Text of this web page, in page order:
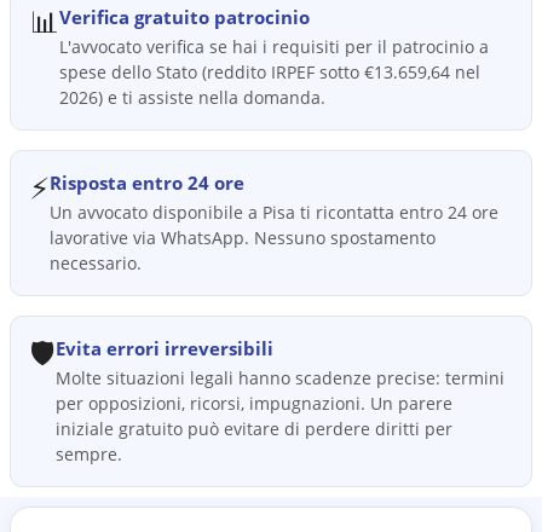
📊Verifica gratuito patrocinio
L'avvocato verifica se hai i requisiti per il patrocinio a
spese dello Stato (reddito IRPEF sotto €13.659,64 nel
2026) e ti assiste nella domanda.
⚡Risposta entro 24 ore
Un avvocato disponibile a Pisa ti ricontatta entro 24 ore
lavorative via WhatsApp. Nessuno spostamento
necessario.
🛡️Evita errori irreversibili
Molte situazioni legali hanno scadenze precise: termini
per opposizioni, ricorsi, impugnazioni. Un parere
iniziale gratuito può evitare di perdere diritti per
sempre.